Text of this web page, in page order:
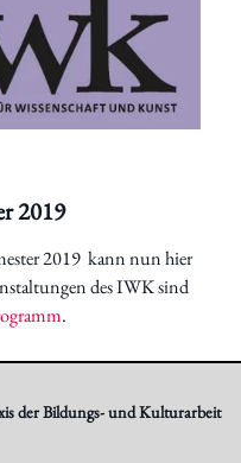
2019
2019 kann nun hier
des IWK sind
.
der Bildungs- und Kulturarbeit